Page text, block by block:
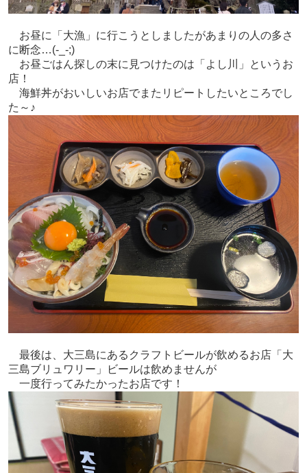
お昼に「大漁」に行こうとしましたがあまりの人の多さ
に断念…(-_-;)
お昼ごはん探しの末に見つけたのは「よし川」というお
店！
海鮮丼がおいしいお店でまたリピートしたいところでし
た～♪
最後は、大三島にあるクラフトビールが飲めるお店「大
三島ブリュワリー」ビールは飲めませんが
一度行ってみたかったお店です！